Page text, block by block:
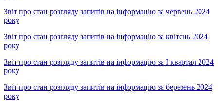
Звіт про стан розгляду запитів на інформацію за червень 2024
року
Звіт про стан розгляду запитів на інформацію за квітень 2024
року
Звіт про стан розгляду запитів на інформацію за І квартал 2024
року
Звіт про стан розгляду запитів на інформацію за березень 2024
року